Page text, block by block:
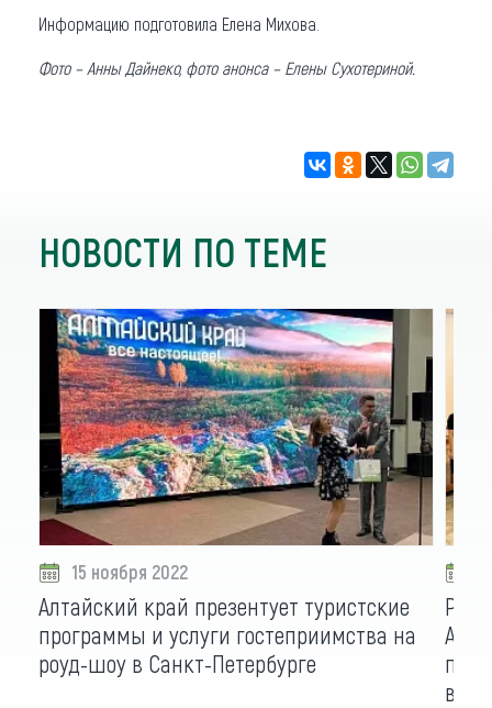
Информацию подготовила Елена Михова.
Фото – Анны Дайнеко, фото анонса – Елены Сухотериной.
НОВОСТИ ПО ТЕМЕ
15 ноября 2022
Алтайский край презентует туристские
программы и услуги гостеприимства на
роуд-шоу в Санкт-Петербурге
в